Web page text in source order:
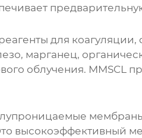
для
марганец,
облучения. MMSCL
высокоэффективный